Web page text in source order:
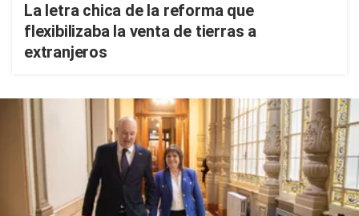
La letra chica de la reforma que
flexibilizaba la venta de tierras a
extranjeros